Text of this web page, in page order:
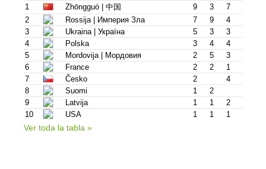
1
Zhōngguó | 中国 9 3
7
2
Rossija | Империя Зла 7 9
4
3
Ukraina | Украïна 5 3
3
4
Polska 3 4
4
5
Mordovija | Мордовия 2 5
3
6
France 2 2
1
7
Česko 2
4
8
Suomi 1
2
9
Latvija 1 1
2
10
USA 1 1 1
Ver toda la tabla »